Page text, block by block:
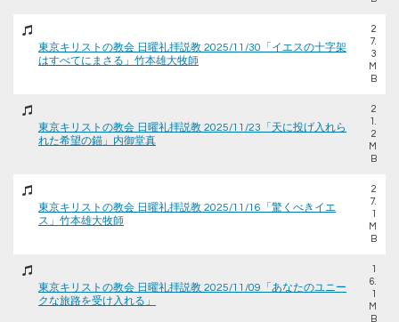
東京キリストの教会 日曜礼拝説教 2025/11/30「イエスの十字架
はすべてにまさる」竹本雄大牧師
2
7.
3
M
B
東京キリストの教会 日曜礼拝説教 2025/11/23「天に投げ入れら
れた希望の錨」内御堂真
2
1.
2
M
B
東京キリストの教会 日曜礼拝説教 2025/11/16「驚くべきイエ
ス」竹本雄大牧師
2
7.
1
M
B
東京キリストの教会 日曜礼拝説教 2025/11/09「あなたのユニー
クな旅路を受け入れる」
1
6.
1
M
B